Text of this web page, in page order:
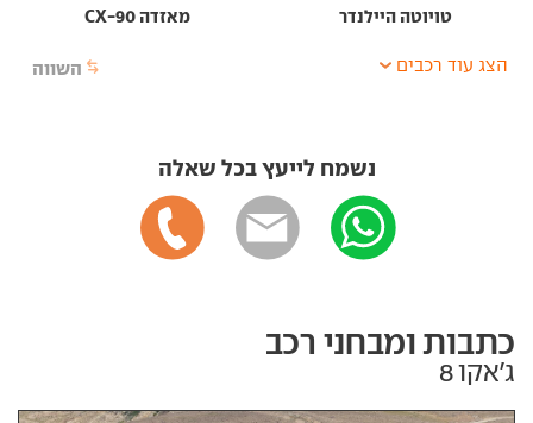
טויוטה היילנדר מאזדה CX-90
השווה הצג עוד רכבים
נשמח לייעץ בכל שאלה
כתבות ומבחני רכב
ג'אקו 8